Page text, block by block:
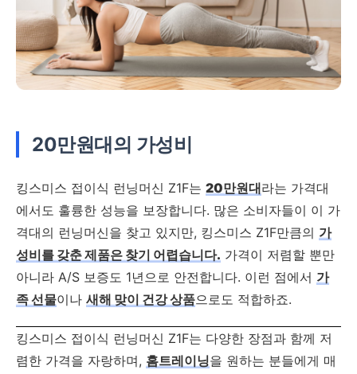
20만원대의 가성비
킹스미스 접이식 런닝머신 Z1F는 20만원대라는 가격대
에서도 훌륭한 성능을 보장합니다. 많은 소비자들이 이 가
격대의 런닝머신을 찾고 있지만, 킹스미스 Z1F만큼의 가
성비를 갖춘 제품은 찾기 어렵습니다. 가격이 저렴할 뿐만
아니라 A/S 보증도 1년으로 안전합니다. 이런 점에서 가
족 선물이나 새해 맞이 건강 상품으로도 적합하죠.
킹스미스 접이식 런닝머신 Z1F는 다양한 장점과 함께 저
렴한 가격을 자랑하며, 홈트레이닝을 원하는 분들에게 매